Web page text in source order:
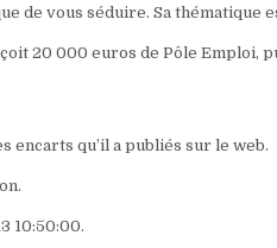
de vous séduire. Sa thématique
20 000 euros de Pôle Emploi,
encarts qu’il a publiés sur le web.
10:50:00.